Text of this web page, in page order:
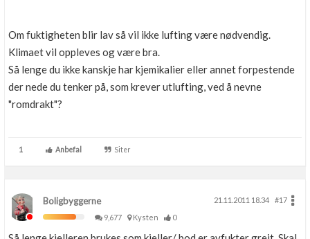
Om fuktigheten blir lav så vil ikke lufting være nødvendig.
Klimaet vil oppleves og være bra.
Så lenge du ikke kanskje har kjemikalier eller annet forpestende
der nede du tenker på, som krever utlufting, ved å nevne
"romdrakt"?
1 Anbefal Siter
Boligbyggerne 21.11.2011 18.34
#17
9,677
Kysten 0